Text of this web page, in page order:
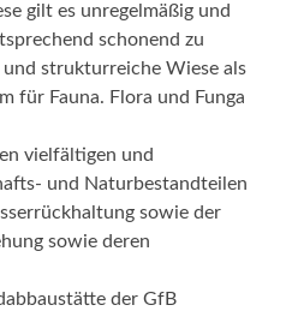
gilt es unregelmäßig und
schonend zu
strukturreiche Wiese als
für Fauna. Flora und Funga
vielfältigen und
und Naturbestandteilen
sowie der
sowie deren
der GfB